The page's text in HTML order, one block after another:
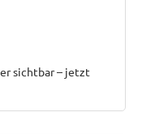
sichtbar – jetzt